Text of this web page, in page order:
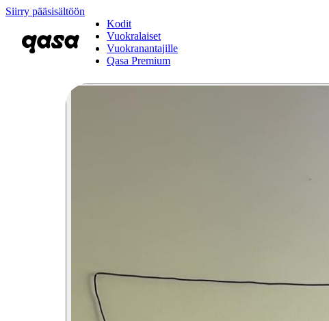
Siirry pääsisältöön
Kodit
Vuokralaiset
Vuokranantajille
Qasa Premium